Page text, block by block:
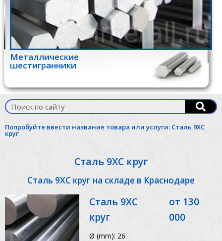
Металлические
шестигранники
Попробуйте ввести название товара или услуги: Сталь 9ХС
круг
Сталь 9ХС круг
Сталь 9ХС круг на складе в Краснодаре
Сталь 9ХС
круг
от 130
000
Ø (mm): 26